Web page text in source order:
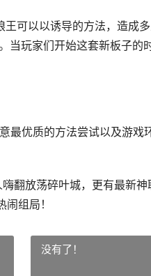
以以诱导的方法，造成多
玩家们开始这套新板子
质的方法尝试以及游戏
放荡碎叶城，更有最新
组局！
没有了！